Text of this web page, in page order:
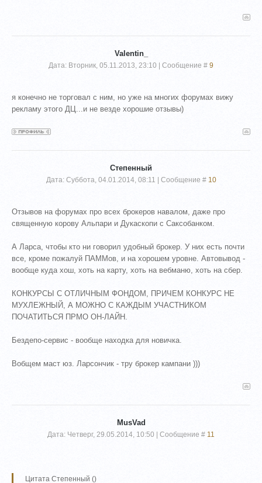
Valentin_
Дата: Вторник, 05.11.2013, 23:10 | Сообщение # 9
я конечно не торговал с ним, но уже на многих форумах вижу
рекламу этого ДЦ...и не везде хорошие отзывы)
Степенный
Дата: Суббота, 04.01.2014, 08:11 | Сообщение # 10
Отзывов на форумах про всех брокеров навалом, даже про
священную корову Альпари и Дукаскопи с Саксобанком.
А Ларса, чтобы кто ни говорил удобный брокер. У них есть почти
все, кроме пожалуй ПАММов, и на хорошем уровне. Автовывод -
вообще куда хош, хоть на карту, хоть на вебманю, хоть на сбер.
КОНКУРСЫ С ОТЛИЧНЫМ ФОНДОМ, ПРИЧЕМ КОНКУРС НЕ
МУХЛЕЖНЫЙ, А МОЖНО С КАЖДЫМ УЧАСТНИКОМ
ПОЧАТИТЬСЯ ПРМО ОН-ЛАЙН.
Бездепо-сервис - вообще находка для новичка.
Вобщем маст юз. Ларсончик - тру брокер кампани )))
MusVad
Дата: Четверг, 29.05.2014, 10:50 | Сообщение # 11
Цитата Степенный ()